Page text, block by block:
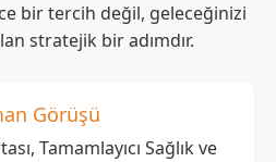
bir tercih değil, geleceğinizi
stratejik bir adımdır.
Görüşü
Tamamlayıcı Sağlık ve